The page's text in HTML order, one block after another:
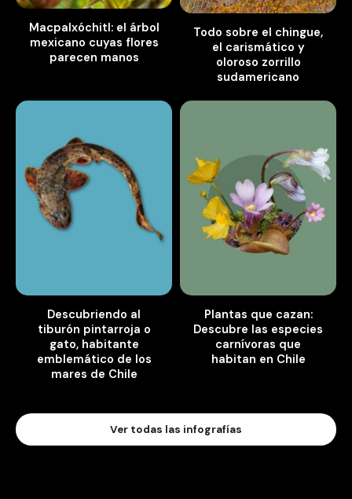
Macpalxóchitl: el árbol
mexicano cuyas flores
parecen manos
Todo sobre el chingue,
el carismático y
oloroso zorrillo
sudamericano
Descubriendo al
tiburón pintarroja o
gato, habitante
emblemático de los
mares de Chile
Plantas que cazan:
Descubre las especies
carnívoras que
habitan en Chile
Ver todas las infografías